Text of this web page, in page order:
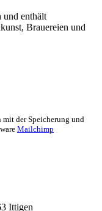
und enthält
Brauereien und
der Speicherung und
Mailchimp
Ittigen